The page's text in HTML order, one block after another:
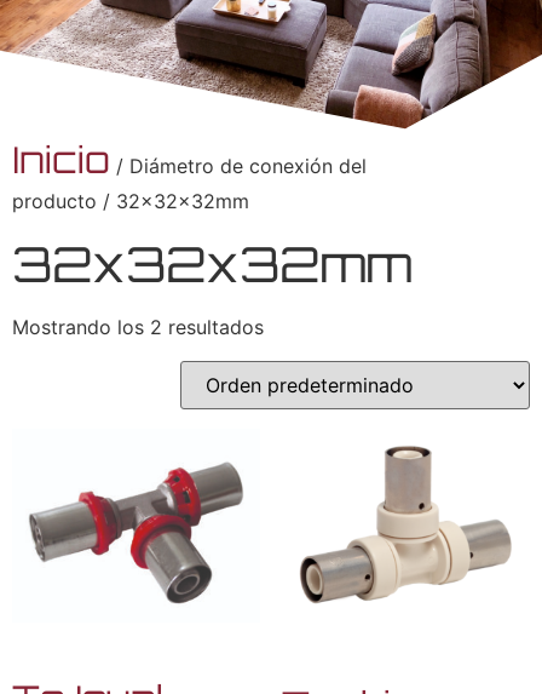
Inicio / Diámetro de conexión del
producto / 32x32x32mm
32x32x32mm
Mostrando los 2 resultados